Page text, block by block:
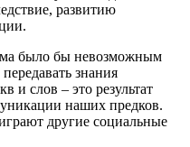
развитию
было бы невозможным
знания
и слов – это результат
наших предков.
другие социальные